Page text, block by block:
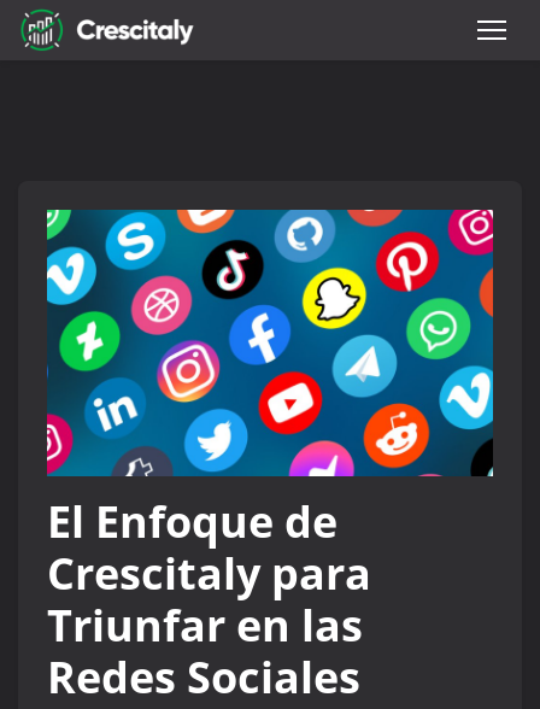
El Enfoque de
Crescitaly para
Triunfar en las
Redes Sociales